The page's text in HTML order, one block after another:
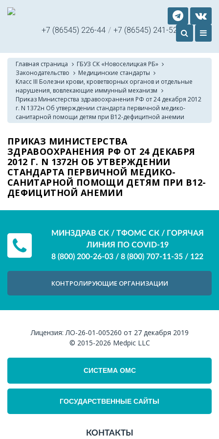
+7 (86545) 226-44 / +7 (86545) 241-52
Главная страница
ГБУЗ СК «Новоселицкая РБ»
Законодательство
Медицинские стандарты
Класс III Болезни крови, кроветворных органов и отдельные
нарушения, вовлекающие иммунный механизм
Приказ Министерства здравоохранения РФ от 24 декабря 2012
г. N 1372н Об утверждении стандарта первичной медико-
санитарной помощи детям при В12-дефицитной анемии
ПРИКАЗ МИНИСТЕРСТВА
ЗДРАВООХРАНЕНИЯ РФ ОТ 24 ДЕКАБРЯ
2012 Г. N 1372Н ОБ УТВЕРЖДЕНИИ
СТАНДАРТА ПЕРВИЧНОЙ МЕДИКО-
САНИТАРНОЙ ПОМОЩИ ДЕТЯМ ПРИ В12-
ДЕФИЦИТНОЙ АНЕМИИ
МИНЗДРАВ СК / ТФОМС СК / ГОРЯЧАЯ
ЛИНИЯ ПО COVID-19
8 (800) 200-26-03 / 8 (800) 707-11-35 / 122
КОНТРОЛИРУЮЩИЕ ОРГАНИЗАЦИИ
Лицензия:ЛО-26-01-005260 от 27 декабря 2019
© 2015-2026 Medpic LLC
СИСТЕМА ОМС
ГОСУДАРСТВЕННЫЕ САЙТЫ
КОНТАКТЫ